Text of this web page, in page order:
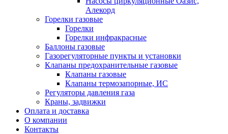
Алекорд
Горелки газовые
Горелки
Горелки инфракрасные
Баллоны газовые
Газорегуляторные пункты и установки
Клапаны предохранительные газовые
Клапаны газовые
Клапаны термозапорные, ИС
Регуляторы давления газа
Краны, задвижки
Оплата и доставка
О компании
Контакты